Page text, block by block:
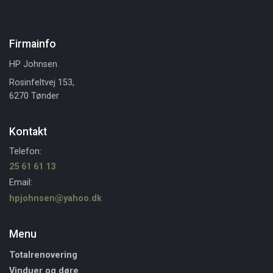
Firmainfo
HP Johnsen
Rosinfeltvej 153,
6270 Tønder
Kontakt
Telefon:
25 61 61 13
Email:
hpjohnsen@yahoo.dk
Menu
Totalrenovering
Vinduer og døre